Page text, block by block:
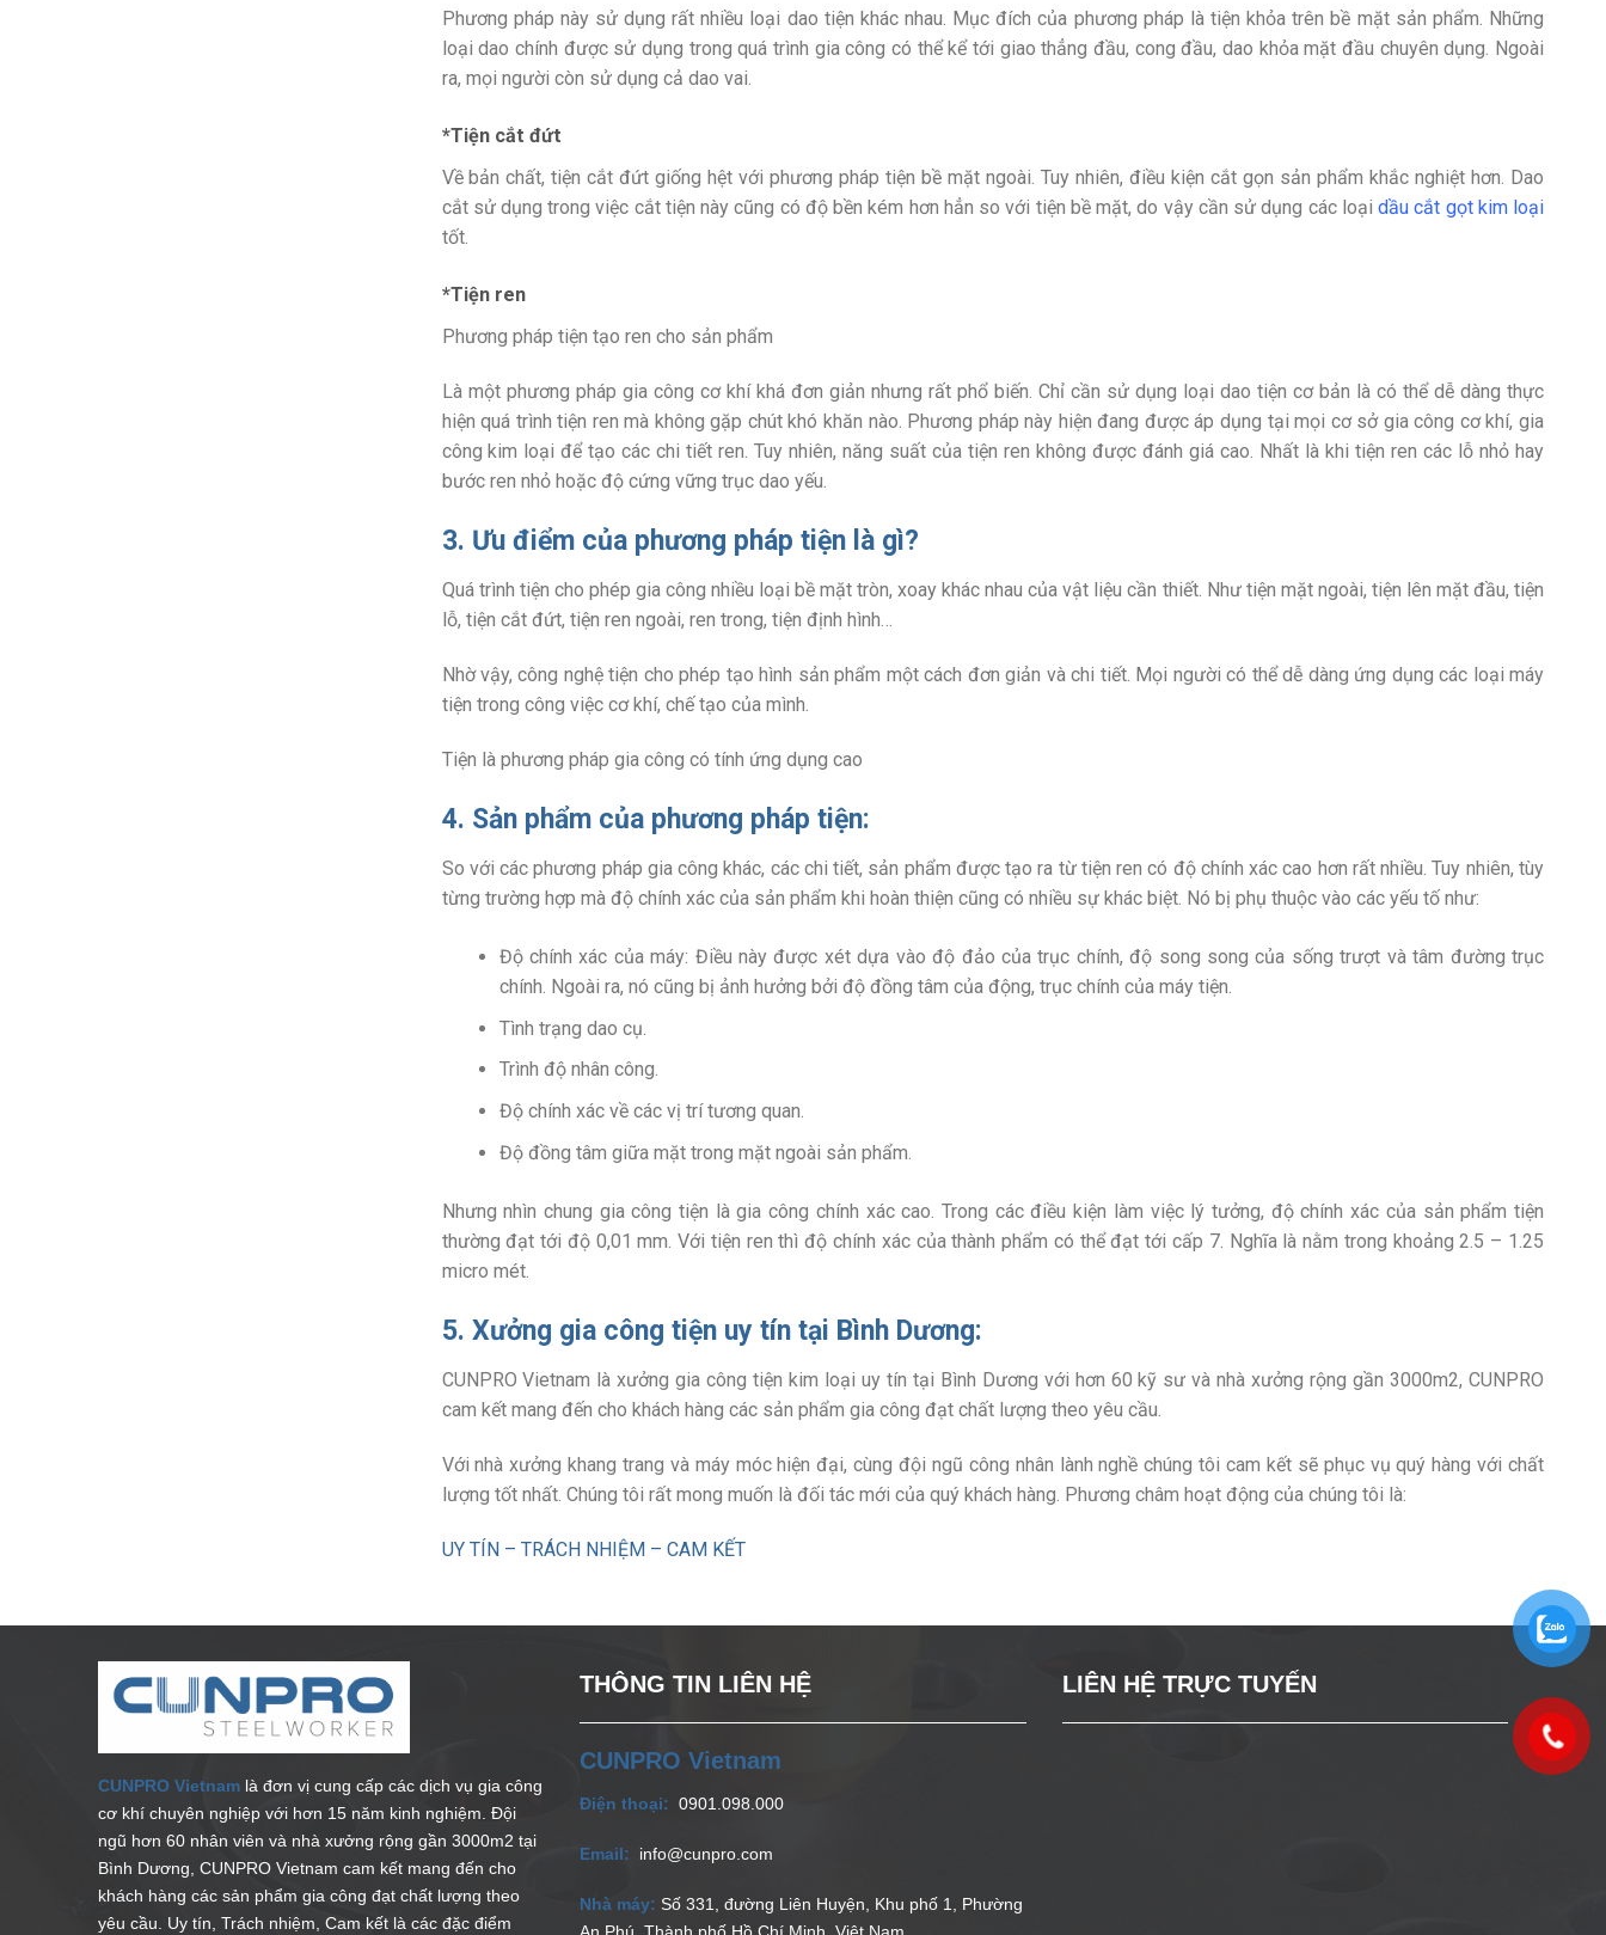
Phương pháp này sử dụng rất nhiều loại dao tiện khác nhau. Mục đích của phương pháp là tiện khỏa trên bề mặt sản phẩm. Những
loại dao chính được sử dụng trong quá trình gia công có thể kể tới giao thẳng đầu, cong đầu, dao khỏa mặt đầu chuyên dụng. Ngoài
ra, mọi người còn sử dụng cả dao vai.
*Tiện cắt đứt
Về bản chất, tiện cắt đứt giống hệt với phương pháp tiện bề mặt ngoài. Tuy nhiên, điều kiện cắt gọn sản phẩm khắc nghiệt hơn. Dao
cắt sử dụng trong việc cắt tiện này cũng có độ bền kém hơn hẳn so với tiện bề mặt, do vậy cần sử dụng các loạidầu cắt gọt kim loại
tốt.
*Tiện ren
Phương pháp tiện tạo ren cho sản phẩm
Là một phương pháp gia công cơ khí khá đơn giản nhưng rất phổ biến. Chỉ cần sử dụng loại dao tiện cơ bản là có thể dễ dàng thực
hiện quá trình tiện ren mà không gặp chút khó khăn nào. Phương pháp này hiện đang được áp dụng tại mọi cơ sở gia công cơ khí, gia
công kim loại để tạo các chi tiết ren. Tuy nhiên, năng suất của tiện ren không được đánh giá cao. Nhất là khi tiện ren các lỗ nhỏ hay
bước ren nhỏ hoặc độ cứng vững trục dao yếu.
3. Ưu điểm của phương pháp tiện là gì?
Quá trình tiện cho phép gia công nhiều loại bề mặt tròn, xoay khác nhau của vật liệu cần thiết. Như tiện mặt ngoài, tiện lên mặt đầu, tiện
lỗ, tiện cắt đứt, tiện ren ngoài, ren trong, tiện định hình…
Nhờ vậy, công nghệ tiện cho phép tạo hình sản phẩm một cách đơn giản và chi tiết. Mọi người có thể dễ dàng ứng dụng các loại máy
tiện trong công việc cơ khí, chế tạo của mình.
Tiện là phương pháp gia công có tính ứng dụng cao
4. Sản phẩm của phương pháp tiện:
So với các phương pháp gia công khác, các chi tiết, sản phẩm được tạo ra từ tiện ren có độ chính xác cao hơn rất nhiều. Tuy nhiên, tùy
từng trường hợp mà độ chính xác của sản phẩm khi hoàn thiện cũng có nhiều sự khác biệt. Nó bị phụ thuộc vào các yếu tố như:
Độ chính xác của máy: Điều này được xét dựa vào độ đảo của trục chính, độ song song của sống trượt và tâm đường trục
chính. Ngoài ra, nó cũng bị ảnh hưởng bởi độ đồng tâm của động, trục chính của máy tiện.
Tình trạng dao cụ.
Trình độ nhân công.
Độ chính xác về các vị trí tương quan.
Độ đồng tâm giữa mặt trong mặt ngoài sản phẩm.
Nhưng nhìn chung gia công tiện là gia công chính xác cao. Trong các điều kiện làm việc lý tưởng, độ chính xác của sản phẩm tiện
thường đạt tới độ 0,01 mm. Với tiện ren thì độ chính xác của thành phẩm có thể đạt tới cấp 7. Nghĩa là nằm trong khoảng 2.5 – 1.25
micro mét.
5. Xưởng gia công tiện uy tín tại Bình Dương:
CUNPRO Vietnam là xưởng gia công tiện kim loại uy tín tại Bình Dương với hơn 60 kỹ sư và nhà xưởng rộng gần 3000m2, CUNPRO
cam kết mang đến cho khách hàng các sản phẩm gia công đạt chất lượng theo yêu cầu.
Với nhà xưởng khang trang và máy móc hiện đại, cùng đội ngũ công nhân lành nghề chúng tôi cam kết sẽ phục vụ quý hàng với chất
lượng tốt nhất. Chúng tôi rất mong muốn là đối tác mới của quý khách hàng. Phương châm hoạt động của chúng tôi là:
UY TÍN – TRÁCH NHIỆM – CAM KẾT
CUNPRO Vietnam là đơn vị cung cấp các dịch vụ gia công
cơ khí chuyên nghiệp với hơn 15 năm kinh nghiệm. Đội
ngũ hơn 60 nhân viên và nhà xưởng rộng gần 3000m2 tại
Bình Dương, CUNPRO Vietnam cam kết mang đến cho
khách hàng các sản phẩm gia công đạt chất lượng theo
yêu cầu. Uy tín, Trách nhiệm, Cam kết là các đặc điểm
THÔNG TIN LIÊN HỆ
CUNPRO Vietnam
Điện thoại: 0901.098.000
Email: info@cunpro.com
Nhà máy: Số 331, đường Liên Huyện, Khu phố 1, Phường
An Phú, Thành phố Hồ Chí Minh, Việt Nam
LIÊN HỆ TRỰC TUYẾN